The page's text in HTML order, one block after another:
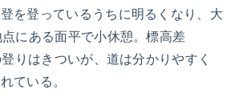
を登っているうちに明るくなり、大
にある面平で小休憩。標高差
りはきついが、道は分かりやすく
ている。